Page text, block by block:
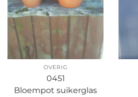
OVERIG
0451
Bloempot suikerglas